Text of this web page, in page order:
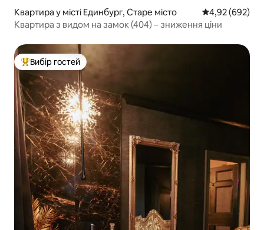
Квартира у місті Единбург, Старе місто Середня
4,92 (692)
Квартира з видом на замок (404) – зниження ціни
Топ вибір гостей
Вибір гостей